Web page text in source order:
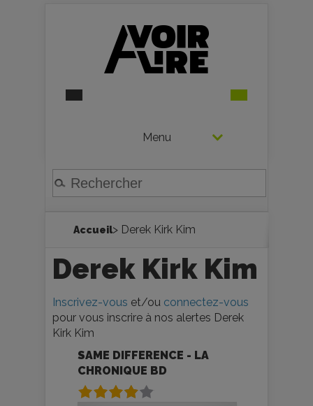
Menu
Accueil> Derek Kirk Kim
Derek Kirk Kim
Inscrivez-vous et/ou connectez-vous
pour vous inscrire à nos alertes Derek
Kirk Kim
SAME DIFFERENCE - LA
CHRONIQUE BD